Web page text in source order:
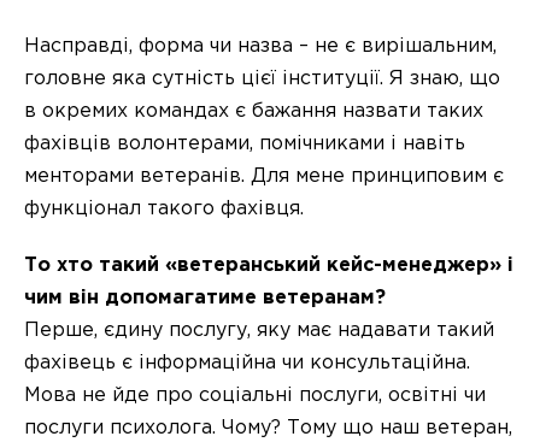
Насправді, форма чи назва – не є вирішальним,
головне яка сутність цієї інституції. Я знаю, що
в окремих командах є бажання назвати таких
фахівців волонтерами, помічниками і навіть
менторами ветеранів. Для мене принциповим є
функціонал такого фахівця.
То хто такий «ветеранський кейс-менеджер» і
чим він допомагатиме ветеранам?
Перше, єдину послугу, яку має надавати такий
фахівець є інформаційна чи консультаційна.
Мова не йде про соціальні послуги, освітні чи
послуги психолога. Чому? Тому що наш ветеран,